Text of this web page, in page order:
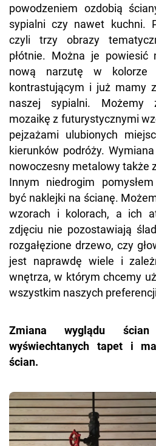
powodzeniem ozdobią
sypialni czy nawet kuchni.
czyli trzy obrazy
płótnie. Można je powiesić
nową narzutę w kolorze
kontrastującym i już mamy
naszej sypialni. Możemy
mozaikę z futurystycznymi
pejzażami ulubionych
kierunków podróży.
nowoczesny metalowy także
Innym niedrogim
być naklejki na ścianę.
wzorach i kolorach, a ich
zdjęciu nie pozostawiają
rozgałęzione drzewo, czy
jest naprawdę wiele i
wnętrza, w którym chcemy
wszystkim naszych
Zmiana wyglądu
wyświechtanych tapet i
ścian.